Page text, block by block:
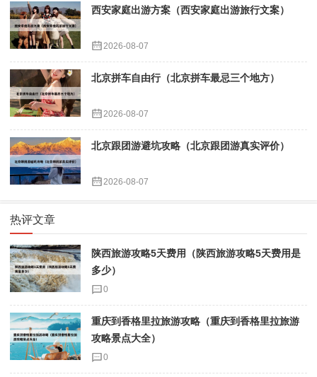
西安家庭出游方案（西安家庭出游旅行文案）
2026-08-07
北京拼车自由行（北京拼车最忌三个地方）
2026-08-07
北京跟团游避坑攻略（北京跟团游真实评价）
2026-08-07
热评文章
陕西旅游攻略5天费用（陕西旅游攻略5天费用是
多少）
0
重庆到香格里拉旅游攻略（重庆到香格里拉旅游
攻略景点大全）
0